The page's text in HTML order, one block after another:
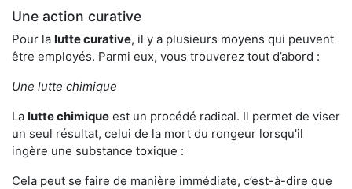
Une action curative
Pour la lutte curative, il y a plusieurs moyens qui peuvent
être employés. Parmi eux, vous trouverez tout d’abord :
Une lutte chimique
La lutte chimique est un procédé radical. Il permet de viser
un seul résultat, celui de la mort du rongeur lorsqu'il
ingère une substance toxique :
Cela peut se faire de manière immédiate, c’est-à-dire que